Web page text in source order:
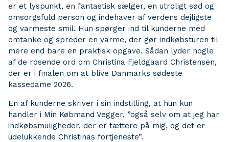
er et lyspunkt, en fantastisk sælger, en utroligt sød og
omsorgsfuld person og indehaver af verdens dejligste
og varmeste smil. Hun spørger ind til kunderne med
omtanke og spreder en varme, der gør indkøbsturen til
mere end bare en praktisk opgave. Sådan lyder nogle
af de rosende ord om Christina Fjeldgaard Christensen,
der er i finalen om at blive Danmarks sødeste
kassedame 2026.
En af kunderne skriver i sin indstilling, at hun kun
handler i Min Købmand Vegger, ”også selv om at jeg har
indkøbsmuligheder, der er tættere på mig, og det er
udelukkende Christinas fortjeneste”.